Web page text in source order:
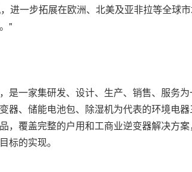
进一步拓展在欧洲、北美及亚非拉等全球
"
是一家集研发、设计、生产、销售、服务
器、储能电池包、除湿机为代表的环境电
，覆盖完整的户用和工商业逆变器解决方
标的实现。